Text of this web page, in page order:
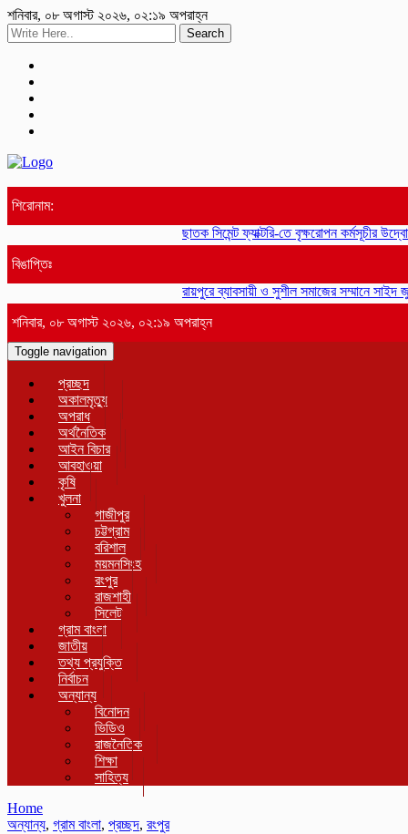
শনিবার, ০৮ অগাস্ট ২০২৬, ০২:১৯ অপরাহ্ন
Search
শিরোনাম:
ছাতক সিমেন্ট ফ্যাক্টরি-তে বৃক্ষরোপন কর্মসূচীর
বিঙাপ্তিঃ
রায়পুরে ব্যাবসায়ী ও সুশীল সমাজের সম্মানে সাইদ
শনিবার, ০৮ অগাস্ট ২০২৬, ০২:১৯ অপরাহ্ন
Toggle navigation
প্রচ্ছদ
অকালমৃত্যু
অপরাধ
অর্থনৈতিক
আইন বিচার
আবহাওয়া
কৃষি
খুলনা
গাজীপুর
চট্টগ্রাম
বরিশাল
ময়মনসিংহ
রংপুর
রাজশাহী
সিলেট
গ্রাম বাংলা
জাতীয়
তথ্য প্রযুক্তি
নির্বাচন
অন্যান্য
বিনোদন
ভিডিও
রাজনৈতিক
শিক্ষা
সাহিত্য
Home
অন্যান্য, গ্রাম বাংলা, প্রচ্ছদ, রংপুর